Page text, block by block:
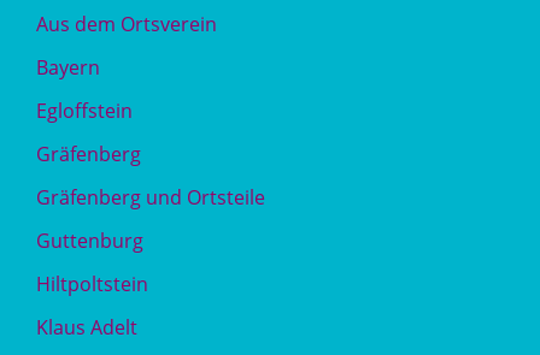
Aus dem Ortsverein
Bayern
Egloffstein
Gräfenberg
Gräfenberg und Ortsteile
Guttenburg
Hiltpoltstein
Klaus Adelt